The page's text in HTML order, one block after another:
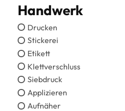
Handwerk
Drucken
Stickerei
Etikett
Klettverschluss
Siebdruck
Applizieren
Aufnäher